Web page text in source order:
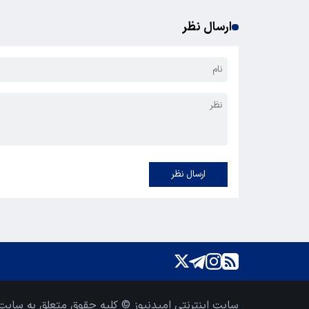
ارسال نظر
ارسال نظر
سایت اینترنتی امیدنیوز © کلیه حقوق متعلق به